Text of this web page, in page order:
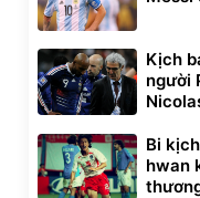
Kịch
người
Bi
hwan